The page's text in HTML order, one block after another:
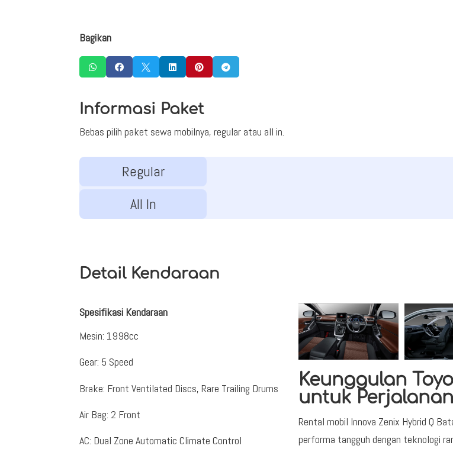
Bagikan
     
Informasi Paket
Bebas pilih paket sewa mobilnya, regular atau all in.
Regular
All In
Detail Kendaraan
Spesifikasi Kendaraan
Mesin: 1998cc
Gear: 5 Speed
Brake: Front Ventilated Discs, Rare Trailing Drums
Air Bag: 2 Front
AC: Dual Zone Automatic Climate Control
Keunggulan
untuk
Rental mobil Innova Zenix Hybrid Q
performa tangguh dengan teknologi